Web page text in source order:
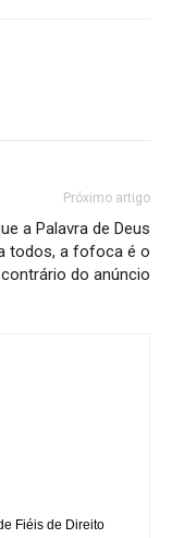
Próximo artigo
a Palavra de Deus
todos, a fofoca é o
contrário do anúncio
Fiéis de Direito